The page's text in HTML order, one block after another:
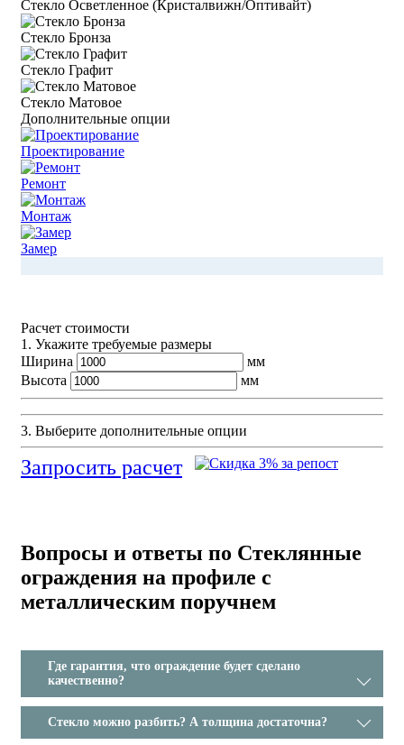
Стекло Осветленное (Кристалвижн/Оптивайт)
Стекло Бронза
Стекло Графит
Стекло Матовое
Дополнительные опции
Проектирование
Ремонт
Монтаж
Замер
Расчет стоимости
1. Укажите требуемые размеры
Ширина
мм
Высота
мм
3. Выберите дополнительные опции
Запросить расчет
Вопросы и ответы по Стеклянные
ограждения на профиле с
металлическим поручнем
Где гарантия, что ограждение будет сделано
качественно?
Стекло можно разбить? А толщина достаточна?